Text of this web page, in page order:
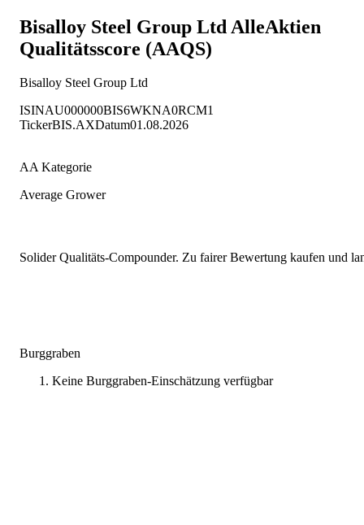
Bisalloy Steel Group Ltd AlleAktien
Qualitätsscore (AAQS)
Bisalloy Steel Group Ltd
ISINAU000000BIS6WKNA0RCM1
TickerBIS.AXDatum01.08.2026
AA Kategorie
Average Grower
Solider Qualitäts-Compounder. Zu fairer Bewertung kaufen und
Burggraben
Keine Burggraben-Einschätzung verfügbar